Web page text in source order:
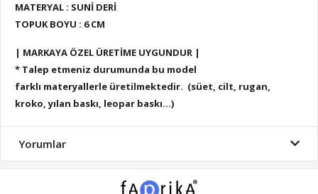
MATERYAL : SUNİ DERİ
TOPUK BOYU : 6 CM
| MARKAYA ÖZEL ÜRETİME UYGUNDUR |
* Talep etmeniz durumunda bu model
farklı materyallerle üretilmektedir. (süet, cilt, rugan,
kroko, yılan baskı, leopar baskı...)
Yorumlar